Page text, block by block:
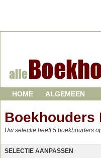
HOME ALGEMEEN
Boekhouders
Uw selectie heeft 5 boekhouders
SELECTIE AANPASSEN